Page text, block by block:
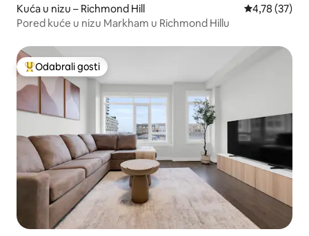
Kuća u nizu – Richmond Hill Prosječna
4,78 (37)
Pored kuće u nizu Markham u Richmond Hillu
Među najviše rangiranima s oznakom „Odabrali gosti”
Odabrali gosti